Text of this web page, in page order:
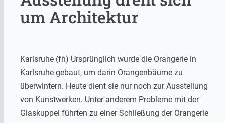
um Architektur
Karlsruhe (fh) Ursprünglich wurde die Orangerie in
Karlsruhe gebaut, um darin Orangenbäume zu
überwintern. Heute dient sie nur noch zur Ausstellung
von Kunstwerken. Unter anderem Probleme mit der
Glaskuppel führten zu einer Schließung der Orangerie